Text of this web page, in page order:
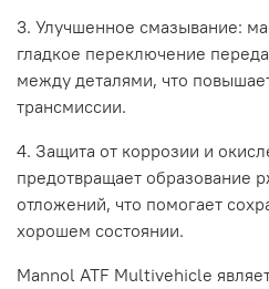
3. Улучшенное смазывание:
гладкое переключение
между деталями, что
трансмиссии.
4. Защита от коррозии и
предотвращает образование
отложений, что помогает
хорошем состоянии.
Mannol ATF Multivehicle